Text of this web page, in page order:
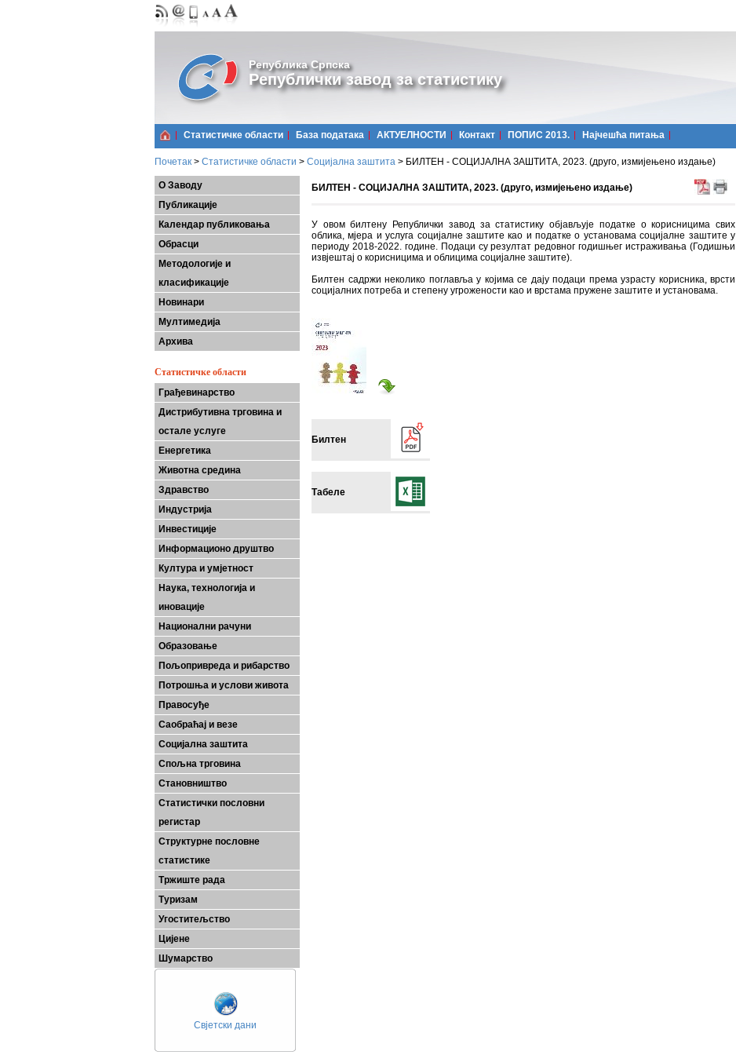
Република Српска
Републички завод за статистику
Статистичке области Базa података АКТУЕЛНОСТИ Контакт ПОПИС 2013. Најчешћa питања
Почетак > Статистичке области > Социјална заштита > БИЛТЕН - СОЦИЈАЛНА ЗАШТИТА, 2023. (друго, измијењено издање)
О Заводу
Публикације
Календар публиковања
Обрасци
Методологије и
класификације
Новинари
Мултимедија
Архива
Статистичке области
Грађевинарство
Дистрибутивна трговина и
остале услуге
Енергетика
Животна средина
Здравство
Индустрија
Инвестиције
Информационо друштво
Култура и умјетност
Наука, технологија и
иновације
Национални рачуни
Образовање
Пољопривреда и рибарство
Потрошња и услови живота
Правосуђе
Саобраћај и везе
Социјална заштита
Спољна трговина
Становништво
Статистички пословни
регистар
Структурне пословне
статистике
Тржиште рада
Туризам
Угоститељство
Цијене
Шумарство
Свјетски дани
БИЛТЕН - СОЦИЈАЛНА ЗАШТИТА, 2023. (друго, измијењено издање)
У овом билтену Републички завод за статистику објављује податке о корисницима свих
облика, мјера и услуга социјалне заштите као и податке о установама социјалне заштите у
периоду 2018-2022. годинe. Подаци су резултат редовног годишњег истраживања (Годишњи
извјештај о корисницима и облицима социјалне заштите).
Билтен садржи неколико поглавља у којима се дају подаци према узрасту корисника, врсти
социјалних потреба и степену угрожености као и врстама пружене заштите и установама.
Билтен
Табеле